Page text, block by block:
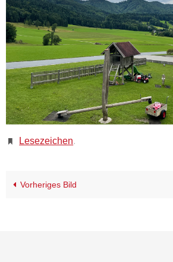
Lesezeichen.
Vorheriges Bild